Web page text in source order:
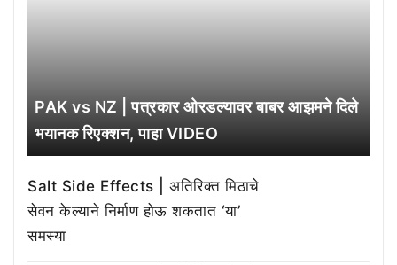
PAK vs NZ | पत्रकार ओरडल्यावर बाबर आझमने दिले
भयानक रिएक्शन, पाहा VIDEO
Salt Side Effects | अतिरिक्त मिठाचे
सेवन केल्याने निर्माण होऊ शकतात ‘या’
समस्या